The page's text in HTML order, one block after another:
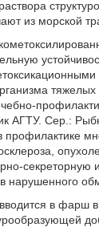
из морской
тяжелых
АГТУ. Сер.:
нарушенного
в фарш